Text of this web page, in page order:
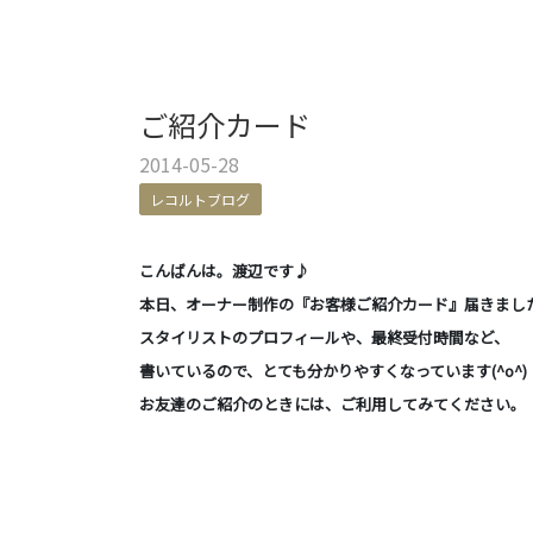
ご紹介カード
2014-05-28
レコルトブログ
こんばんは。渡辺です♪
本日、オーナー制作の『お客様ご紹介カード』届きまし
スタイリストのプロフィールや、最終受付時間など、
書いているので、とても分かりやすくなっています(^o^)
お友達のご紹介のときには、ご利用してみてください。